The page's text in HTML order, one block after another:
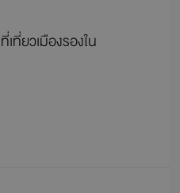
ที่ยวเมืองรองใน